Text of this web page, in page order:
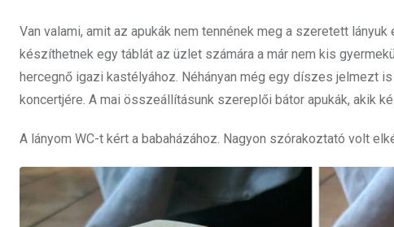
Van valami, amit az apukák nem tennének meg a szeretett
készíthetnek egy táblát az üzlet számára a már nem kis
hercegnő igazi kastélyához. Néhányan még egy díszes jelmezt
koncertjére. A mai összeállításunk szereplői bátor apukák, akik
A lányom WC-t kért a babaházához. Nagyon szórakoztató volt